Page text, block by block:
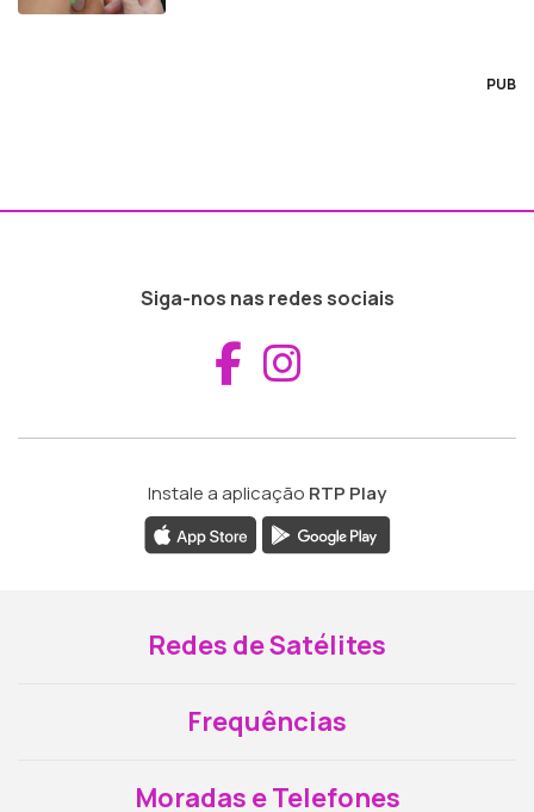
PUB
Siga-nos nas redes sociais
Aceder ao
Instale a aplicação RTP Play
Redes de Satélites
Frequências
Moradas e Telefones